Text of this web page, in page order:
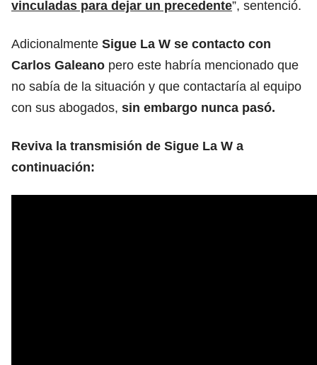
vinculadas para dejar un precedente”, sentenció.
Adicionalmente Sigue La W se contacto con
Carlos Galeano pero este habría mencionado que
no sabía de la situación y que contactaría al equipo
con sus abogados, sin embargo nunca pasó.
Reviva la transmisión de Sigue La W a
continuación: